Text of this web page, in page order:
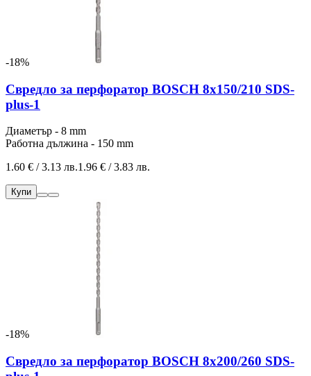
-18%
Свредло за перфоратор BOSCH 8x150/210 SDS-
plus-1
Диаметър - 8 mm
Работна дължина - 150 mm
1.60 € / 3.13 лв.1.96 € / 3.83 лв.
Купи
-18%
Свредло за перфоратор BOSCH 8x200/260 SDS-